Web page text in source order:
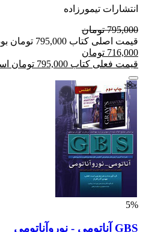
انتشارات تیمورزاده
795,000 تومان
قیمت اصلی کتاب 795,000 تومان بود
716,000 تومان
قیمت فعلی کتاب 795,000 تومان است
5%
GBS آناتومی - نوروآناتومی